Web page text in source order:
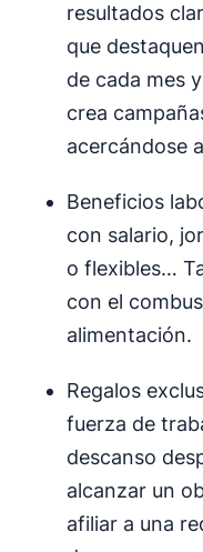
resultados
que
de cada mes
crea
acercándose
Beneficios
con salario,
o flexibles…
con el
alimentación.
Regalos
fuerza de
descanso
alcanzar un
afiliar a una